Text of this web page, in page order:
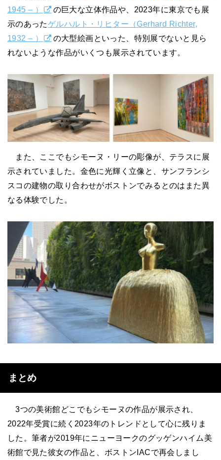
1945 – ）
の巨大な立体作品や、2023年に東京でも展
示のあったゲルハルト・リヒター（Gerhard Richter,
1932 – ）
の大型絵画といった、特別展でないと見ら
れないような作品がいくつも展示されています。
また、ここでもシモーヌ・リーの彫像が、テラスに展
示されていました。金色に光輝く立像と、サンフランシ
スコの建物の取り合わせがボストンでみるとのはまた異
なる体験でした。
まとめ
3つの美術館どこでもシモーヌの作品が展示され、
2022年受賞に続く2023年のトレンドとして心に残りま
した。筆者が2019年にニューヨークのグッゲンハイム美
術館で見た彼女の作品と、ボストンIACで再会しまし